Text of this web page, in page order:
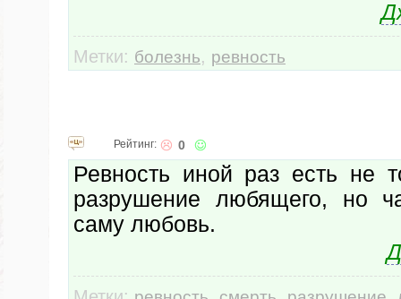
Метки: болезнь, ревность
Рейтинг: 0
Ревность иной раз есть не
разрушение любящего, но
саму любовь.